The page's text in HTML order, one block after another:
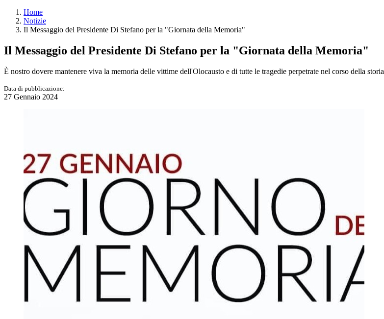
Home
Notizie
Il Messaggio del Presidente Di Stefano per la "Giornata della Memoria"
Il Messaggio del Presidente Di Stefano per la "Giornata della Memoria"
È nostro dovere mantenere viva la memoria delle vittime dell'Olocausto e di tutte le tragedie perpetrate nel corso della storia
Data di pubblicazione:
27 Gennaio 2024